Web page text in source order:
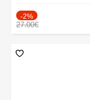
-2%
27.00€